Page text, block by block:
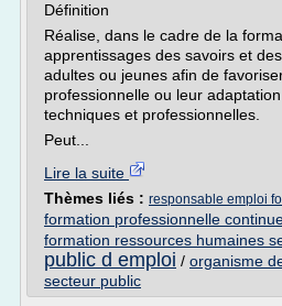
Définition
Réalise, dans le cadre de la
apprentissages des savoirs et
adultes ou jeunes afin de
professionnelle ou leur
techniques et professionnelles.
Peut...
Lire la suite
Thèmes liés : responsable emploi
formation professionnelle
formation ressources humaines
public d emploi / organisme
secteur public